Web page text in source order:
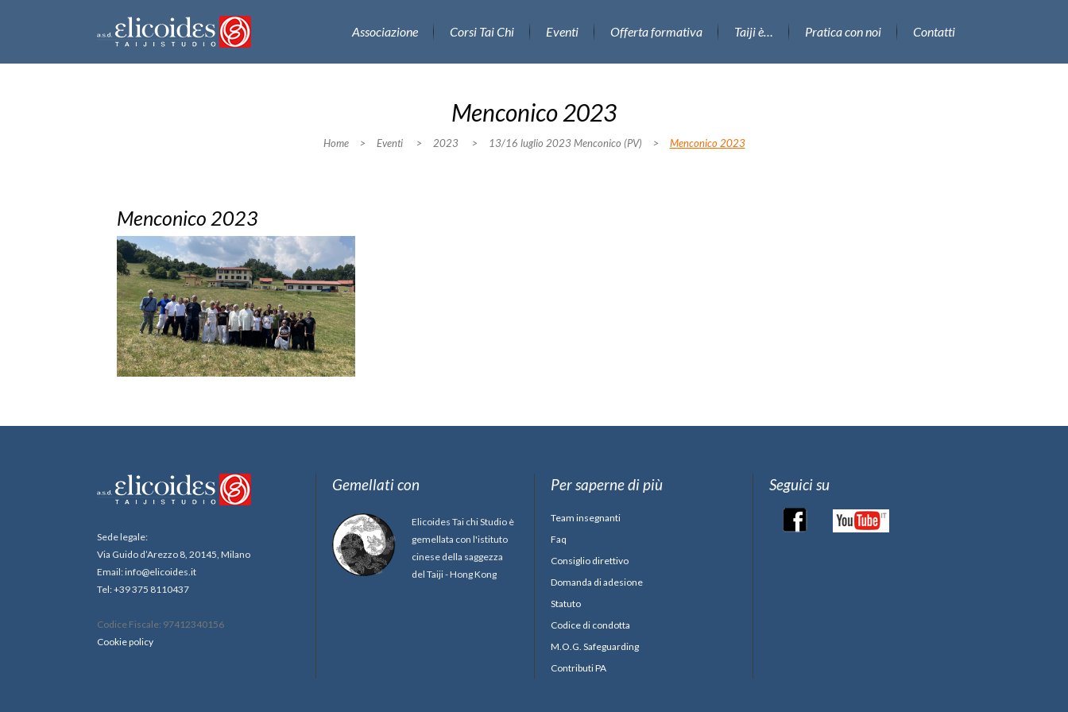
Associazione Corsi Tai Chi Eventi Offerta formativa Taiji è… Pratica con noi Contatti
Menconico 2023
Home > Eventi > 2023 > 13/16 luglio 2023 Menconico (PV) > Menconico 2023
Menconico 2023
Sede legale:
Via Guido d’Arezzo 8, 20145, Milano
Email: info@elicoides.it
Tel: +39 375 8110437
Codice Fiscale: 97412340156
Cookie policy
Gemellati con
Elicoides Tai chi Studio è
gemellata con l'istituto
cinese della saggezza
del Taiji - Hong Kong
Per saperne di più
Team insegnanti
Faq
Consiglio direttivo
Domanda di adesione
Statuto
Codice di condotta
M.O.G. Safeguarding
Contributi PA
Seguici su